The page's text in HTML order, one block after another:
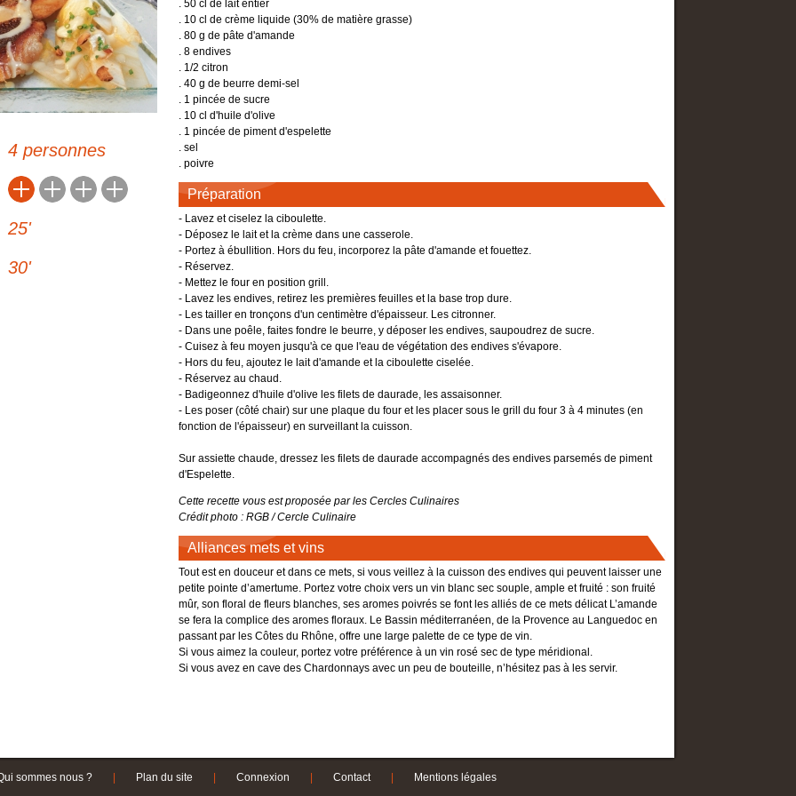
Côte d'Azur
LOIN
saison
Languedoc-Roussillon
Lorraine
Midi-Pyrénées
Nord-Pas-De-Calais
Picardie
Réunion
Rhône-Alpes
Autres produits alimentaires
Féculents
Fromages
Desserts et boulangerie
Boissons
RECETTES ANCIENNES
ALLER PLUS LOIN
Lexique culinaire
Poids et mesures
Partagez vos recettes
4 personnes
25'
30'
. 50 cl de lait entier
. 10 cl de crème liquide (30% de matière grasse)
. 80 g de pâte d'amande
. 8 endives
. 1/2 citron
. 40 g de beurre demi-sel
. 1 pincée de sucre
. 10 cl d'huile d'olive
. 1 pincée de piment d'espelette
. sel
. poivre
Préparation
- Lavez et ciselez la ciboulette.
- Déposez le lait et la crème dans une casserole.
- Portez à ébullition. Hors du feu, incorporez la pâte d'amande et fouettez.
- Réservez.
- Mettez le four en position grill.
- Lavez les endives, retirez les premières feuilles et la base trop dure.
- Les tailler en tronçons d'un centimètre d'épaisseur. Les citronner.
- Dans une poêle, faites fondre le beurre, y déposer les endives, saupoudrez de sucre.
- Cuisez à feu moyen jusqu'à ce que l'eau de végétation des endives s'évapore.
- Hors du feu, ajoutez le lait d'amande et la ciboulette ciselée.
- Réservez au chaud.
- Badigeonnez d'huile d'olive les filets de daurade, les assaisonner.
- Les poser (côté chair) sur une plaque du four et les placer sous le grill du four 3 à 4 minutes (en
fonction de l'épaisseur) en surveillant la cuisson.
Sur assiette chaude, dressez les filets de daurade accompagnés des endives parsemés de piment
d'Espelette.
Cette recette vous est proposée par les Cercles Culinaires
Crédit photo : RGB / Cercle Culinaire
Alliances mets et vins
Tout est en douceur et dans ce mets, si vous veillez à la cuisson des endives qui peuvent laisser une
petite pointe d’amertume. Portez votre choix vers un vin blanc sec souple, ample et fruité : son fruité
mûr, son floral de fleurs blanches, ses aromes poivrés se font les alliés de ce mets délicat L’amande
se fera la complice des aromes floraux. Le Bassin méditerranéen, de la Provence au Languedoc en
passant par les Côtes du Rhône, offre une large palette de ce type de vin.
Si vous aimez la couleur, portez votre préférence à un vin rosé sec de type méridional.
Si vous avez en cave des Chardonnays avec un peu de bouteille, n’hésitez pas à les servir.
sommes nous ? | Plan du site | Connexion | Contact | Mentions légales